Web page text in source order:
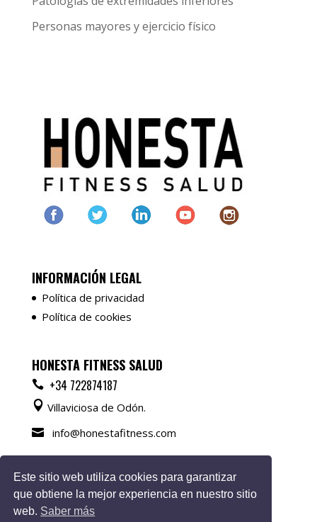
Personas mayores y ejercicio físico
INFORMACIÓN LEGAL
Política de privacidad
Política de cookies
HONESTA FITNESS SALUD
+34 722874187
Villaviciosa de Odón.
info@honestafitness.com
Los horarios los establecemos entre tú y yo.
Este sitio web utiliza cookies para garantizar
que obtiene la mejor experiencia en nuestro sitio
web. Saber más